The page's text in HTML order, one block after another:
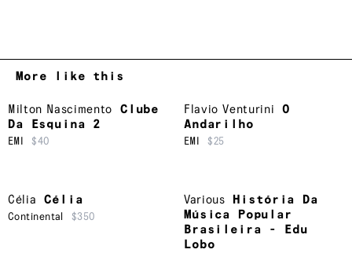
More like this
Milton Nascimento
Clube
Da Esquina 2
EMI $40
Flavio Venturini
O
Andarilho
EMI $25
Célia Célia
Continental $350
Various
História Da
Música Popular
Brasileira - Edu
Lobo